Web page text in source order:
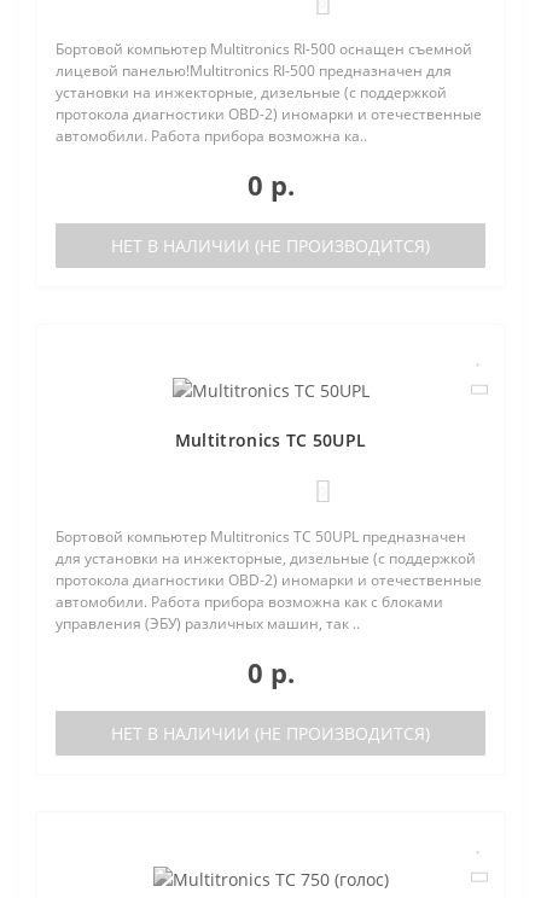
Бортовой компьютер Multitronics RI-500 оснащен съемной
лицевой панелью!Multitronics RI-500 предназначен для
установки на инжекторные, дизельные (с поддержкой
протокола диагностики OBD-2) иномарки и отечественные
автомобили. Работа прибора возможна ка..
0 р.
НЕТ В НАЛИЧИИ (НЕ ПРОИЗВОДИТСЯ)
Multitronics TC 50UPL
Бортовой компьютер Multitronics TC 50UPL предназначен
для установки на инжекторные, дизельные (с поддержкой
протокола диагностики OBD-2) иномарки и отечественные
автомобили. Работа прибора возможна как с блоками
управления (ЭБУ) различных машин, так ..
0 р.
НЕТ В НАЛИЧИИ (НЕ ПРОИЗВОДИТСЯ)